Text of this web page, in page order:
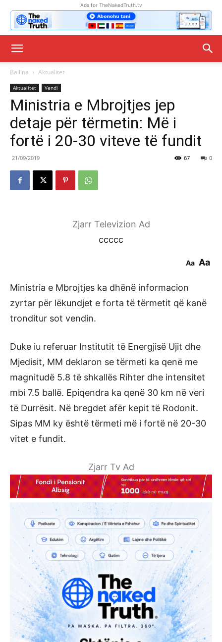
Ads for TheNakedTruth.tv
Ballina Aktualitet
Aktualitet Vendi
Ministria e Mbrojtjes jep
detaje për tërmetin: Më i
fortë i 20-30 viteve të fundit
21/09/2019 0
67
Zjarr Televizion Ad
ccccc
Aa Aa
Ministria e Mbrojtjes ka dhënë informacion
zyrtar për lëkundjet e forta të tërmetit që kanë
tronditur sot vendin.
Duke iu referuar Institutit të Energjisë Ujit dhe
Mjedisit, MM deklaron se tërmeti ka qenë me
magnitudë 5.8 të shkallës Rihter dhe intensitet
mbi 7.5 ballë. Epiqendra ka qenë 30 km në veri
të Durrësit. Në bregdet afër kepit të Rodonit.
Sipas MM ky është tërmeti më i fortë në 20-30
vitet e fundit.
Zjarr Tv Ad